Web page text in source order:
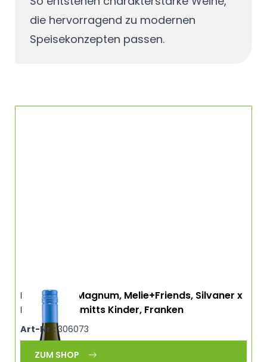
die hervorragend zu modernen
Speisekonzepten passen.
Melie-Melo Magnum, Melie+Friends, Silvaner x
Riesling, Schmitts Kinder, Franken
Art-Nr.:306073
ZUM SHOP